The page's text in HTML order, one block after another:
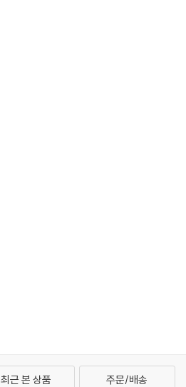
최근 본 상품 주문/배송